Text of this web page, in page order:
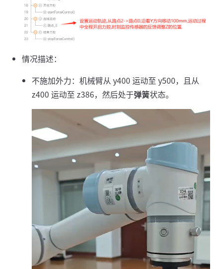
情况描述：
不施加外力：机械臂从 y400 运动至 y500，且从
z400 运动至 z386，然后处于弹簧状态。